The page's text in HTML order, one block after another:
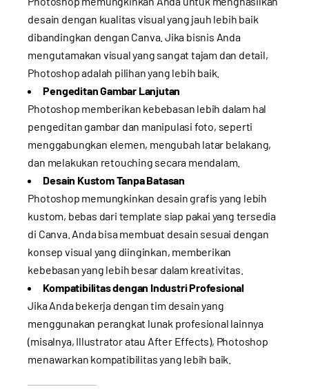
desain dengan kualitas visual yang jauh lebih baik
dibandingkan dengan Canva. Jika bisnis Anda
mengutamakan visual yang sangat tajam dan detail,
Photoshop adalah pilihan yang lebih baik.
Pengeditan Gambar Lanjutan
Photoshop memberikan kebebasan lebih dalam hal
pengeditan gambar dan manipulasi foto, seperti
menggabungkan elemen, mengubah latar belakang,
dan melakukan retouching secara mendalam.
Desain Kustom Tanpa Batasan
Photoshop memungkinkan desain grafis yang lebih
kustom, bebas dari template siap pakai yang tersedia
di Canva. Anda bisa membuat desain sesuai dengan
konsep visual yang diinginkan, memberikan
kebebasan yang lebih besar dalam kreativitas.
Kompatibilitas dengan Industri Profesional
Jika Anda bekerja dengan tim desain yang
menggunakan perangkat lunak profesional lainnya
(misalnya, Illustrator atau After Effects), Photoshop
menawarkan kompatibilitas yang lebih baik.